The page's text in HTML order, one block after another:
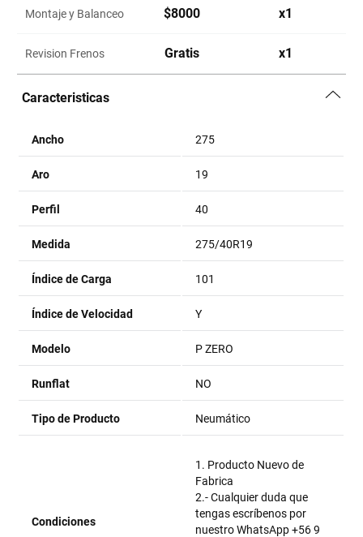
Montaje y Balanceo $8000 x1
Revision Frenos Gratis x1
Caracteristicas
Ancho 275
Aro 19
Perfil 40
Medida 275/40R19
Índice de Carga 101
Índice de Velocidad Y
Modelo P ZERO
Runflat NO
Tipo de Producto Neumático
Condiciones
1. Producto Nuevo de
Fabrica
2.- Cualquier duda que
tengas escríbenos por
nuestro WhatsApp +56 9